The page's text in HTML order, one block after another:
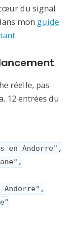
du signal
mon guide
.
réelle, pas
12 entrées du
en Andorre",
Andorre",